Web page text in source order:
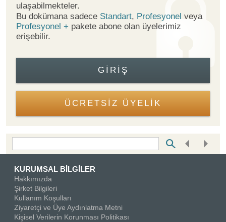
ulaşabilmekteler.
Bu dokümana sadece Standart, Profesyonel veya
Profesyonel + pakete abone olan üyelerimiz
erişebilir.
GIRIŞ
ÜCRETSİZ ÜYELİK
KURUMSAL BİLGİLER
Hakkımızda
Şirket Bilgileri
Kullanım Koşulları
Ziyaretçi ve Üye Aydınlatma Metni
Kişisel Verilerin Korunması Politikası